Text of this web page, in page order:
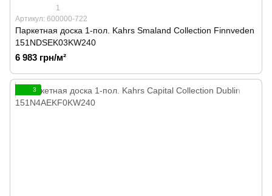
1
Артикул: 600000-722
Паркетная доска 1-пол. Kahrs Smaland Collection Finnveden
151NDSEK03KW240
6 983 грн/м²
3